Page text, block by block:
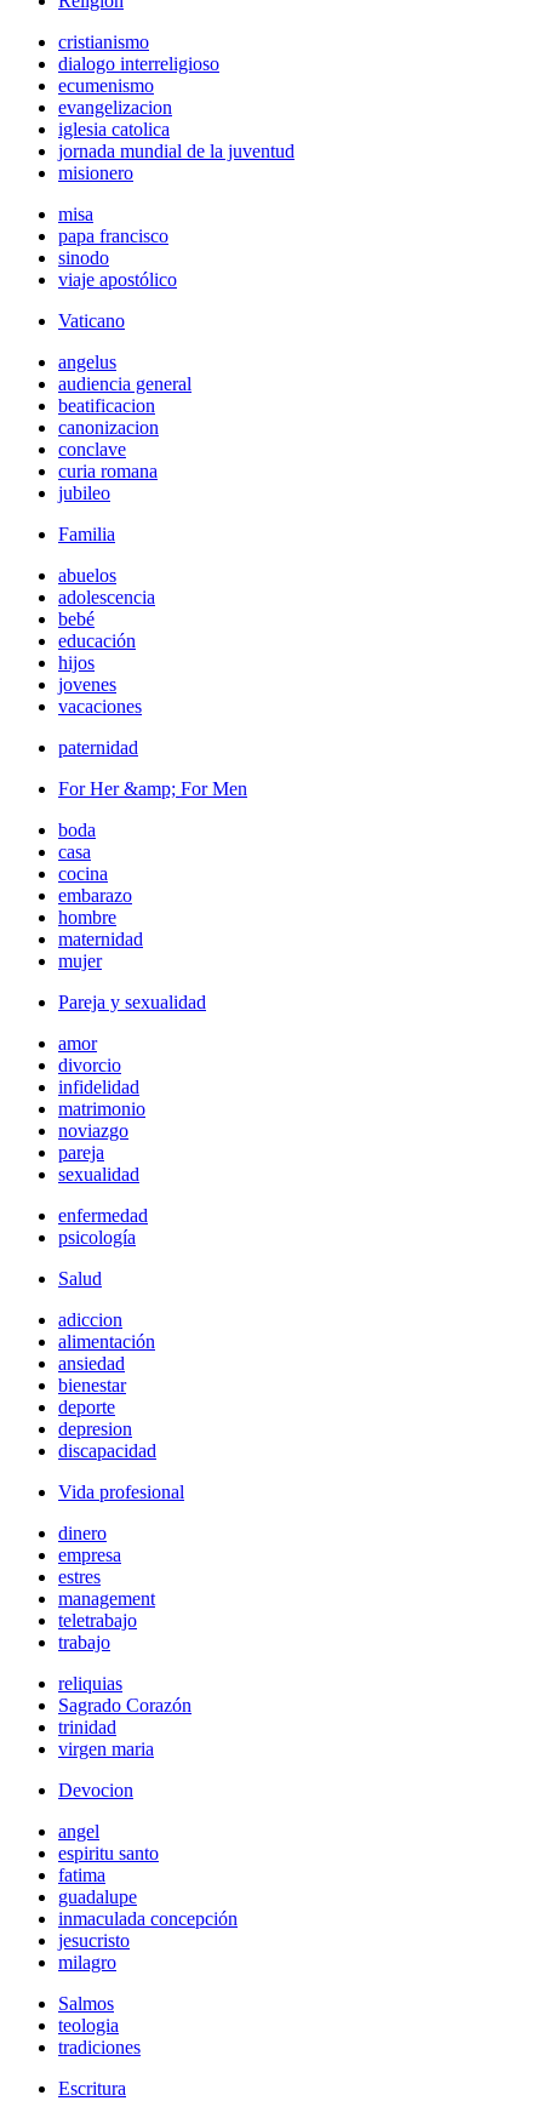
cristianismo
dialogo interreligioso
ecumenismo
evangelizacion
iglesia catolica
jornada mundial de la juventud
misionero
misa
papa francisco
sinodo
viaje apostólico
Vaticano
angelus
audiencia general
beatificacion
canonizacion
conclave
curia romana
jubileo
Familia
abuelos
adolescencia
bebé
educación
hijos
jovenes
vacaciones
paternidad
For Her &amp; For Men
boda
casa
cocina
embarazo
hombre
maternidad
mujer
Pareja y sexualidad
amor
divorcio
infidelidad
matrimonio
noviazgo
pareja
sexualidad
enfermedad
psicología
Salud
adiccion
alimentación
ansiedad
bienestar
deporte
depresion
discapacidad
Vida profesional
dinero
empresa
estres
management
teletrabajo
trabajo
reliquias
Sagrado Corazón
trinidad
virgen maria
Devocion
angel
espiritu santo
fatima
guadalupe
inmaculada concepción
jesucristo
milagro
Salmos
teologia
tradiciones
Escritura